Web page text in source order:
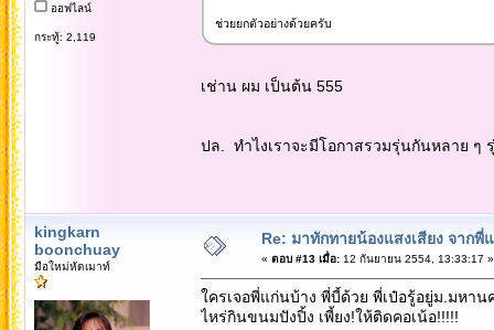
ออฟไลน์
กระทู้: 2,119
ช่วยยกตัวอย่างด้วยครับ
เช่าน ผม เป็นต้น 555
ปล. ทำไงเราจะมีโอกาสรวมรุ่นกันหลาย ๆ
kingkarn
boonchuay
มือใหม่หัดเมาท์
Re: มาทักทายน้องแสงเสียง จากพี่
« ตอบ #13 เมื่อ:12 กันยายน 2554, 13:33:17 »
ใครเจอพี่แก่นบ้าง พี่บี้ด้วย พี่เป๋อรู้อยู่ม.มหา
ไหร่กินขนมปังปิ้ง เพี้ยง!ให้ติดคอเน้อ!!!!!